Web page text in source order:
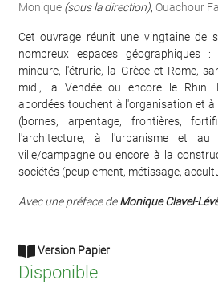
Monique (sous la direction), Ouachour
Cet ouvrage réunit une vingtaine de
nombreux espaces géographiques :
mineure, l'étrurie, la Grèce et Rome,
midi, la Vendée ou encore le Rhin.
abordées touchent à l'organisation et
(bornes, arpentage, frontières,
l'architecture, à l'urbanisme et
ville/campagne ou encore à la
sociétés (peuplement, métissage,
Avec une préface deMonique Clavel-
Version Papier
Disponible